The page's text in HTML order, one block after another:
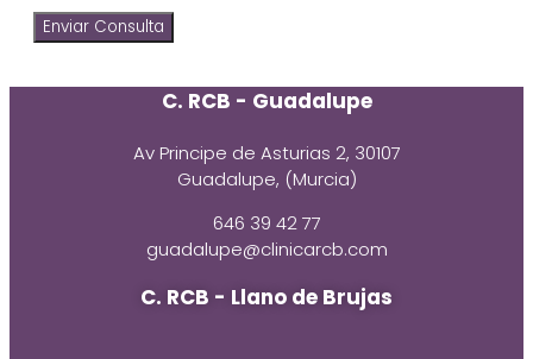
Enviar Consulta
C. RCB - Guadalupe
Av Principe de Asturias 2, 30107
Guadalupe, (Murcia)
646 39 42 77
guadalupe@clinicarcb.com
C. RCB - Llano de Brujas